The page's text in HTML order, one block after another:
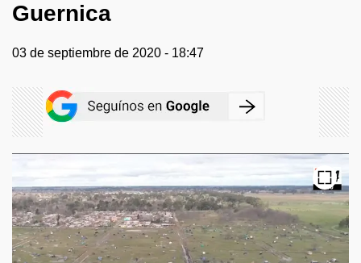
Guernica
03 de septiembre de 2020 - 18:47